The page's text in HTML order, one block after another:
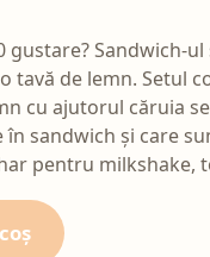
gustare? Sandwich-
tavă de lemn. Setul
cu ajutorul căruia
în sandwich și care
pentru milkshake,